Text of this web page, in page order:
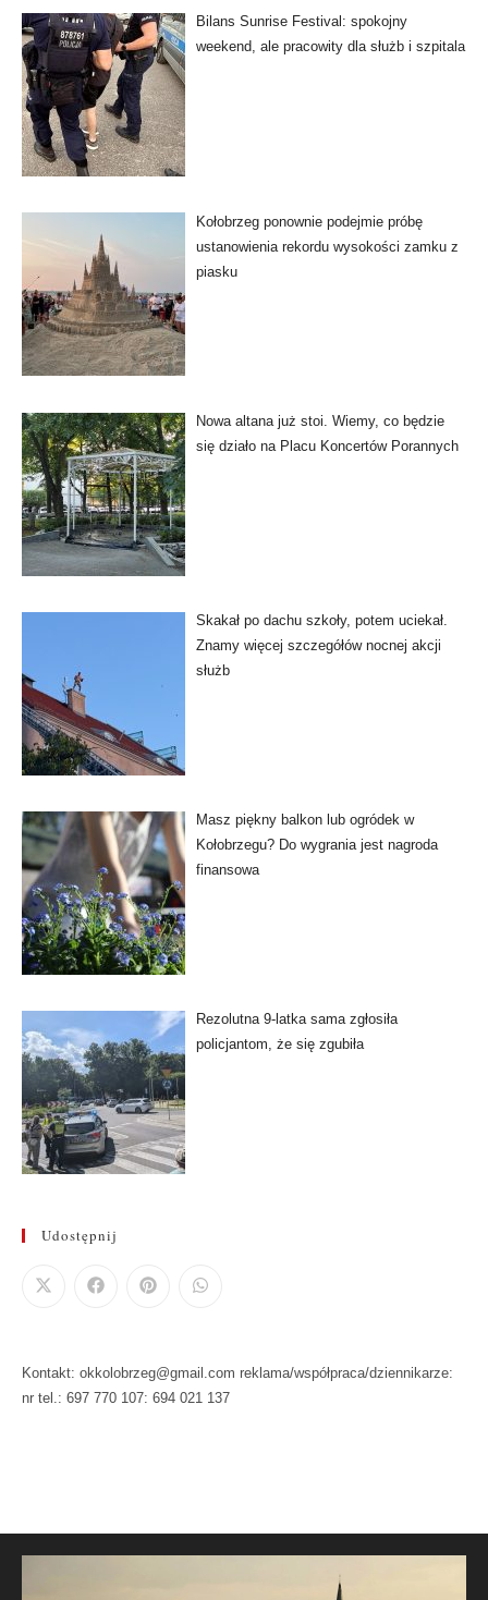
Bilans Sunrise Festival: spokojny
weekend, ale pracowity dla służb i szpitala
Kołobrzeg ponownie podejmie próbę
ustanowienia rekordu wysokości zamku z
piasku
Nowa altana już stoi. Wiemy, co będzie
się działo na Placu Koncertów Porannych
Skakał po dachu szkoły, potem uciekał.
Znamy więcej szczegółów nocnej akcji
służb
Masz piękny balkon lub ogródek w
Kołobrzegu? Do wygrania jest nagroda
finansowa
Rezolutna 9-latka sama zgłosiła
policjantom, że się zgubiła
Udostępnij
Kontakt: okkolobrzeg@gmail.com reklama/współpraca/dziennikarze:
nr tel.: 697 770 107: 694 021 137